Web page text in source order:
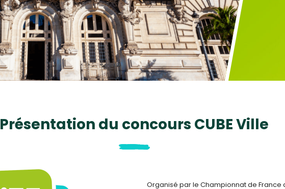
Je participe
Présentation du concours CUBE Ville
Organisé par le Championnat de France